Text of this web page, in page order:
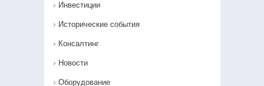
Инвестиции
Исторические события
Консалтинг
Новости
Оборудование